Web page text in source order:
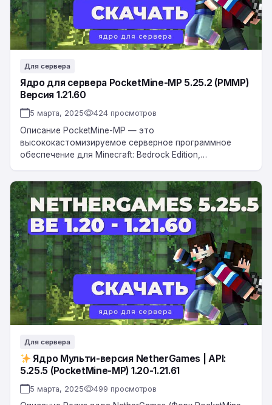
Версия
1.21.60
Для сервера
Ядро для сервера PocketMine-MP 5.25.2 (PMMP)
Версия 1.21.60
5 марта, 2025 424 просмотров
Описание PocketMine-MP — это
высококастомизируемое серверное программное
обеспечение для Minecraft: Bedrock Edition,
MP НЕ является…
Ядро
Мульти-
версия
NetherGames
|
API:
5.25.5
(PocketMine-
1.21.61Для сервера
Ядро Мульти-версия NetherGames | API:
5.25.5 (PocketMine-MP) 1.20-1.21.61
5 марта, 2025 499 просмотров